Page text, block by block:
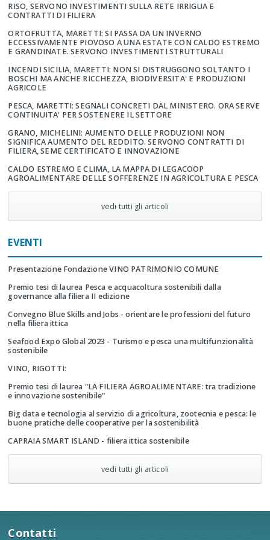
RISO, SERVONO INVESTIMENTI SULLA RETE IRRIGUA E
CONTRATTI DI FILIERA
ORTOFRUTTA, MARETTI: SI PASSA DA UN INVERNO
ECCESSIVAMENTE PIOVOSO A UNA ESTATE CON CALDO ESTREMO
E GRANDINATE. SERVONO INVESTIMENTI STRUTTURALI
INCENDI SICILIA, MARETTI: NON SI DISTRUGGONO SOLTANTO I
BOSCHI MA ANCHE RICCHEZZA, BIODIVERSITA' E PRODUZIONI
AGRICOLE
PESCA, MARETTI: SEGNALI CONCRETI DAL MINISTERO. ORA SERVE
CONTINUITA' PER SOSTENERE IL SETTORE
GRANO, MICHELINI: AUMENTO DELLE PRODUZIONI NON
SIGNIFICA AUMENTO DEL REDDITO. SERVONO CONTRATTI DI
FILIERA, SEME CERTIFICATO E INNOVAZIONE
CALDO ESTREMO E CLIMA, LA MAPPA DI LEGACOOP
AGROALIMENTARE DELLE SOFFERENZE IN AGRICOLTURA E PESCA
vedi tutti gli articoli
EVENTI
Presentazione Fondazione VINO PATRIMONIO COMUNE
Premio tesi di laurea Pesca e acquacoltura sostenibili dalla
governance alla filiera II edizione
Convegno Blue Skills and Jobs - orientare le professioni del futuro
nella filiera ittica
Seafood Expo Global 2023 - Turismo e pesca una multifunzionalità
sostenibile
VINO, RIGOTTI:
Premio tesi di laurea "LA FILIERA AGROALIMENTARE: tra tradizione
e innovazione sostenibile"
Big data e tecnologia al servizio di agricoltura, zootecnia e pesca: le
buone pratiche delle cooperative per la sostenibilità
CAPRAIA SMART ISLAND - filiera ittica sostenibile
vedi tutti gli articoli
Contatti